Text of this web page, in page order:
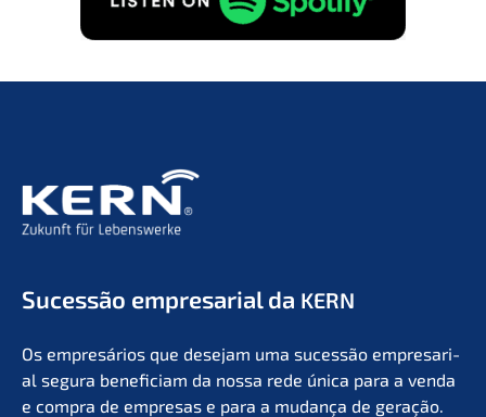
Suces­são empre­sa­ri­al da KERN
Os empresá­ri­os que desejam uma suces­são empre­sa­ri­
al segura benefi­ci­am da nossa rede única para a venda
e compra de empre­sas e para a mudan­ça de geração.